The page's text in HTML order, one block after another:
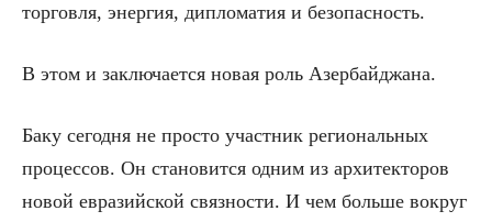
торговля, энергия, дипломатия и безопасность.
В этом и заключается новая роль Азербайджана.
Баку сегодня не просто участник региональных
процессов. Он становится одним из архитекторов
новой евразийской связности. И чем больше вокруг